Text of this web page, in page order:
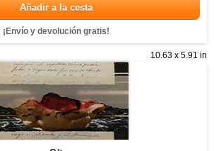
Añadir a la cesta
¡Envío y devolución gratis!
10.63 x 5.91 in